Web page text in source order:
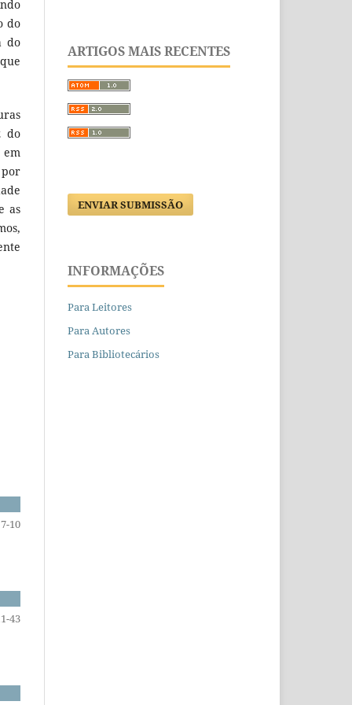
do
do
do
em
as
7-10
43
ARTIGOS MAIS RECENTES
ENVIAR SUBMISSÃO
INFORMAÇÕES
Para Leitores
Para Autores
Para Bibliotecários